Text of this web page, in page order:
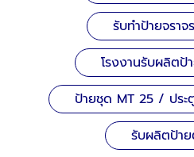
รับทำป้ายจราจ
โรงงานรับผลิตป้
ป้ายชุด MT 25 / ปร
รับผลิตป้า